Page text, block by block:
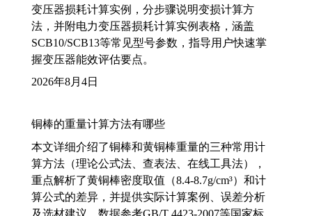
变压器损耗计算实例，分步骤说明变损计算方
法，并附电力变压器损耗计算实例表格，涵盖
SCB10/SCB13等常见型号参数，指导用户快速掌
握变压器能效评估要点。
2026年8月4日
铜棒的重量计算方法有哪些
本文详细介绍了铜棒和黄铜棒重量的三种常用计
算方法（理论公式法、查表法、在线工具法），
重点解析了黄铜棒密度取值（8.4-8.7g/cm³）和计
算公式的差异，并提供实际计算案例、误差分析
及选材建议，数据参考GB/T 4423-2007等国家标